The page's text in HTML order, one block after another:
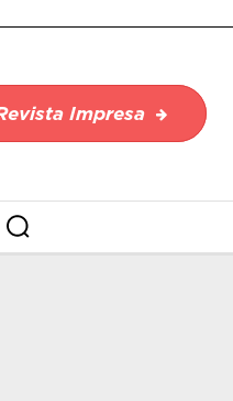
Impresa